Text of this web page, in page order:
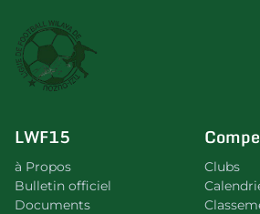
LWF15
à Propos
Bulletin officiel
Documents
Clubs